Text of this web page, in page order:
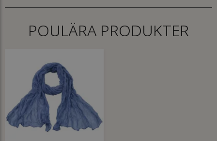
POULÄRA PRODUKTER